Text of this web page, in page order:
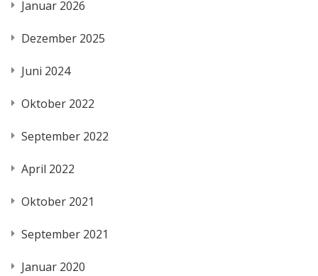
Januar 2026
Dezember 2025
Juni 2024
Oktober 2022
September 2022
April 2022
Oktober 2021
September 2021
Januar 2020